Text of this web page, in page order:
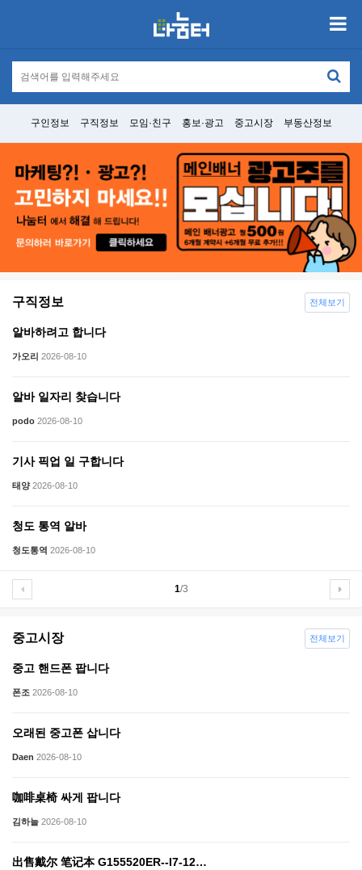
구인정보 구직정보 모임·친구 홍보·광고 중고시장 부동산정보
구직정보
알바하려고 합니다
가오리 2026-08-10
알바 일자리 찾습니다
podo 2026-08-10
기사 픽업 일 구합니다
태양 2026-08-10
청도 통역 알바
청도통역 2026-08-10
1/3
전체보기
중고시장
중고 핸드폰 팝니다
폰조 2026-08-10
오래된 중고폰 삽니다
Daen 2026-08-10
咖啡桌椅 싸게 팝니다
김하늘 2026-08-10
出售戴尔 笔记本 G155520ER--I7-12…
전체보기